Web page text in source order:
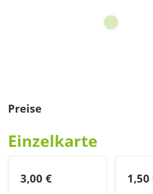
Preise
Einzelkarte
3,00 € 1,50